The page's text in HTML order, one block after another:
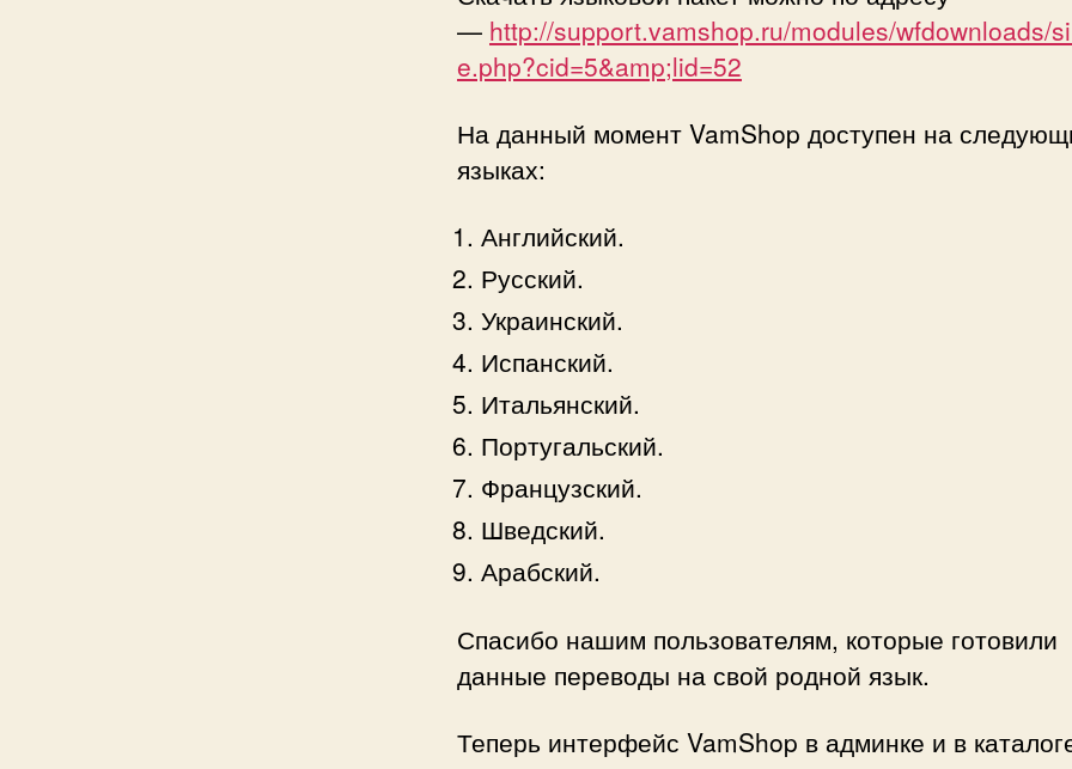
— http://support.vamshop.ru/modules/wfdownloads/
e.php?cid=5&amp;lid=52
На данный момент VamShop доступен на
языках:
Английский.
Русский.
Украинский.
Испанский.
Итальянский.
Португальский.
Французский.
Шведский.
Арабский.
Спасибо нашим пользователям, которые готовили
данные переводы на свой родной язык.
Теперь интерфейс VamShop в админке и в